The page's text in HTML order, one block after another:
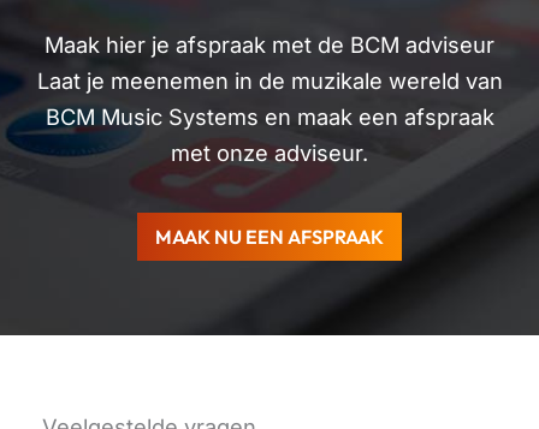
Maak hier je afspraak met de BCM adviseur
Laat je meenemen in de muzikale wereld van
BCM Music Systems en maak een afspraak
met onze adviseur.
MAAK NU EEN AFSPRAAK